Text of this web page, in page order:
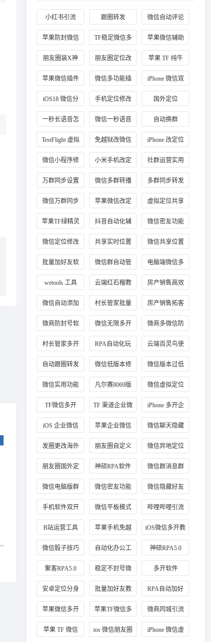
小红书引流 跟圈转发 微信自动评论
苹果防封微信
插件
TF稳定微信多
开
苹果微信辅助
朋友圈装X神
器
朋友圈定位改
国外
苹果 TF 纯牛
马
苹果微信插件
推荐
微信多功能插
件
iPhone 微信双
开
iOS18 微信分
身
手机定位修改 国外定位
一秒长语音怎 微信一秒语音 自动换群
TestFlight 虚拟
定位
免越狱改微信
定位
iPhone 改定位
微信小程序修
改定位
小米手机改定
位
社群运营实用
工具
万群同步设置
教程
微信多群转播 多群同步转发
微信万群同步 苹果微信改定
位
虚拟定位共享
位置
苹果TF绿精灵 抖音自动化辅
助工具
微信密友功能
使用
微信定位修改
方法
共享实时位置
修改技巧
微信共享位置
改定位
批量加好友软 微信群自动管 电脑端微信多
开
wetools 工具 云端红石榴教
程
房产销售高效
加客源
微信自动添加
客户好友
村长管家批量
加手机号
房产销售拓客
工具
微商防封号软
件推荐
微信无限多开
正版
微商多微信防
封工具
村长管家多开 RPA自动化玩
法
云端百灵鸟使
用教程
自动跟圈转发
技巧
微信低版本修
复教程
微信版本过低
登录
微信实用功能
插件
凡尔赛8069版
本
微信虚拟定位
工具
TF微信多开 TF 渠道企业微
信分身
iPhone 多开企
业微信
iOS 企业微信
多开教程
苹果企业微信
分身
微信聊天隐藏
方法
发圈更改海外
定位方法
朋友圈自定义
海外地址
微信异地定位
修改
朋友圈国外定
位教程
神硕RPA软件
应用
微信群消息群
发教程
微信电脑版群
发
微信密友功能
介绍
微信隐藏好友
教程
手机软件双开 微信平板模式 哔哩哔哩引流
技巧
B站运营工具 苹果手机免越
狱玩法
iOS微信多开教
微信骰子技巧 自动化办公工
具
神硕RPA5.0
聚客RPA5.0 稳定不封号微
信多开
多开软件
安卓定位分身 批量加好友教
程
RPA自动加好
友
苹果微信多开
稳定版
苹果TF微信多
开
微商同城引流
定位技巧
苹果 TF 微信 ios 微信朋友圈 iPhone 微信虚